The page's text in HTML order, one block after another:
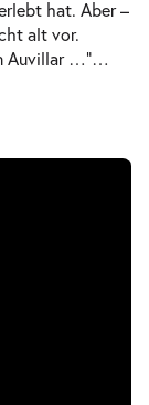
Mi.
07.04.2027
hat. Aber –
alt vor.
Auvillar …“…